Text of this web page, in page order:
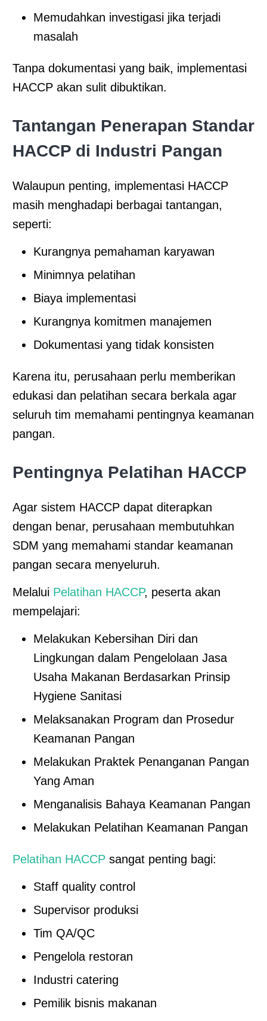
Memudahkan investigasi jika terjadi
masalah
Tanpa dokumentasi yang baik, implementasi
HACCP akan sulit dibuktikan.
Tantangan Penerapan Standar
HACCP di Industri Pangan
Walaupun penting, implementasi HACCP
masih menghadapi berbagai tantangan,
seperti:
Kurangnya pemahaman karyawan
Minimnya pelatihan
Biaya implementasi
Kurangnya komitmen manajemen
Dokumentasi yang tidak konsisten
Karena itu, perusahaan perlu memberikan
edukasi dan pelatihan secara berkala agar
seluruh tim memahami pentingnya keamanan
pangan.
Pentingnya Pelatihan HACCP
Agar sistem HACCP dapat diterapkan
dengan benar, perusahaan membutuhkan
SDM yang memahami standar keamanan
pangan secara menyeluruh.
Melalui Pelatihan HACCP, peserta akan
mempelajari:
Melakukan Kebersihan Diri dan
Lingkungan dalam Pengelolaan Jasa
Usaha Makanan Berdasarkan Prinsip
Hygiene Sanitasi
Melaksanakan Program dan Prosedur
Keamanan Pangan
Melakukan Praktek Penanganan Pangan
Yang Aman
Menganalisis Bahaya Keamanan Pangan
Melakukan Pelatihan Keamanan Pangan
Pelatihan HACCP sangat penting bagi:
Staff quality control
Supervisor produksi
Tim QA/QC
Pengelola restoran
Industri catering
Pemilik bisnis makanan